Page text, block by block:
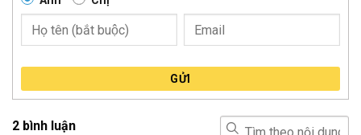
GỬI
2 bình luận